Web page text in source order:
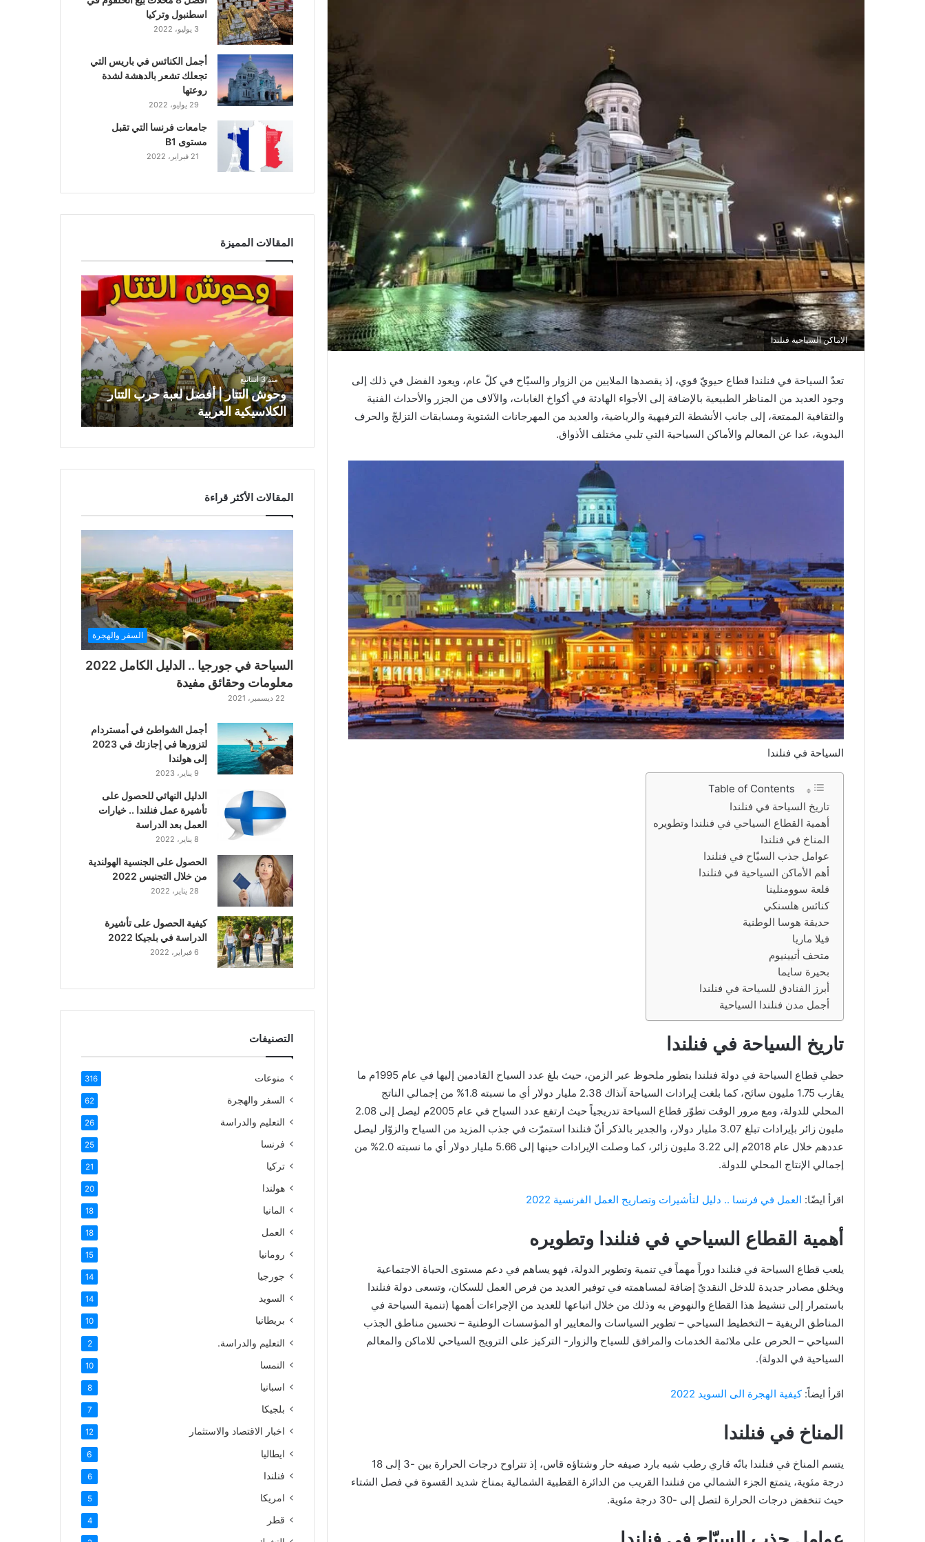
الاماكن السياحية فنلندا
تعدّ السياحة في فنلندا قطاع حيويّ قوي، إذ يقصدها الملايين من الزوار والسيّاح في كلّ عام، ويعود الفضل في ذلك إلى
وجود العديد من المناظر الطبيعية بالإضافة إلى الأجواء الهادئة في أكواخ الغابات، والآلاف من الجزر والأحداث الفنية
والثقافية الممتعة، إلى جانب الأنشطة الترفيهية والرياضية، والعديد من المهرجانات الشتوية ومسابقات التزلجّ والحرف
اليدوية، عدا عن المعالم والأماكن السياحية التي تلبي مختلف الأذواق.
السياحة في فنلندا
Table of Contents
تاريخ السياحة في فنلندا
أهمية القطاع السياحي في فنلندا وتطويره
المناخ في فنلندا
عوامل جذب السيّاح في فنلندا
أهم الأماكن السياحية في فنلندا
قلعة سوومنلينا
كنائس هلسنكي
حديقة هوسا الوطنية
فيلا ماريا
متحف أتيينيوم
بحيرة سايما
أبرز الفنادق للسياحة في فنلندا
أجمل مدن فنلندا السياحية
تاريخ السياحة في فنلندا
حظي قطاع السياحة في دولة فنلندا بتطور ملحوظ عبر الزمن، حيث بلغ عدد السياح القادمين إليها في عام 1995م ما
يقارب 1.75 مليون سائح، كما بلغت إيرادات السياحة آنذاك 2.38 مليار دولار أي ما نسبته 1.8% من إجمالي الناتج
المحلي للدولة، ومع مرور الوقت تطوّر قطاع السياحة تدريجياً حيث ارتفع عدد السياح في عام 2005م ليصل إلى 2.08
مليون زائر بإيرادات تبلغ 3.07 مليار دولار، والجدير بالذكر أنّ فنلندا استمرّت في جذب المزيد من السياح والزوّار ليصل
عددهم خلال عام 2018م إلى 3.22 مليون زائر، كما وصلت الإيرادات حينها إلى 5.66 مليار دولار أي ما نسبته 2.0% من
إجمالي الإنتاج المحلي للدولة.
اقرأ ايضًا: العمل في فرنسا .. دليل لتأشيرات وتصاريح العمل الفرنسية 2022
أهمية القطاع السياحي في فنلندا وتطويره
يلعب قطاع السياحة في فنلندا دوراً مهماً في تنمية وتطوير الدولة، فهو يساهم في دعم مستوى الحياة الاجتماعية
ويخلق مصادر جديدة للدخل النقديّ إضافة لمساهمته في توفير العديد من فرص العمل للسكان، وتسعى دولة فنلندا
باستمرار إلى تنشيط هذا القطاع والنهوض به وذلك من خلال اتباعها للعديد من الإجراءات أهمها (تنمية السياحة في
المناطق الريفية – التخطيط السياحي – تطوير السياسات والمعايير او المؤسسات الوطنية – تحسين مناطق الجذب
السياحي – الحرص على ملائمة الخدمات والمرافق للسياح والزوار- التركيز على الترويج السياحي للاماكن والمعالم
السياحية في الدولة).
اقرأ ايضاً:كيفية الهجرة الى السويد 2022
المناخ في فنلندا
يتسم المناخ في فنلندا بانّه قاري رطب شبه بارد صيفه حار وشتاؤه قاس، إذ تتراوح درجات الحرارة بين -3 إلى 18
درجة مئوية، يتمتع الجزء الشمالي من فنلندا القريب من الدائرة القطبية الشمالية بمناخ شديد القسوة في فصل الشتاء
حيث تنخفض درجات الحرارة لتصل إلى -30 درجة مئوية.
اسطنبول وتركيا
3 يوليو، 2022
أجمل الكنائس في باريس التي
تجعلك تشعر بالدهشة لشدة
روعتها
29 يوليو، 2022
جامعات فرنسا التي تقبل
مستوى B1
21 فبراير، 2022
المقالات المميزة
وحوش
أفضل
لعبة
حرب
التتار
الكلاسيكية
العربية
منذ 3 أسابيع
وحوش التتار | أفضل لعبة حرب التتار
الكلاسيكية العربية
المقالات الأكثر قراءة
السفر والهجرة
السياحة في جورجيا .. الدليل الكامل 2022
معلومات وحقائق مفيدة
22 ديسمبر، 2021
أجمل الشواطئ في أمستردام
لتزورها في إجازتك في 2023
إلى هولندا
9 يناير، 2023
الدليل النهائي للحصول على
تأشيرة عمل فنلندا .. خيارات
العمل بعد الدراسة
8 يناير، 2022
الحصول على الجنسية الهولندية
من خلال التجنيس 2022
28 يناير، 2022
كيفية الحصول على تأشيرة
الدراسة في بلجيكا 2022
6 فبراير، 2022
التصنيفات
منوعات 316
السفر والهجرة 62
التعليم والدراسة 26
فرنسا 25
تركيا 21
هولندا 20
المانيا 18
العمل 18
رومانيا 15
جورجيا 14
السويد 14
بريطانيا 10
التعليم والدراسة. 2
النمسا 10
اسبانيا 8
بلجيكا 7
اخبار الاقتصاد والاستثمار 12
ايطاليا 6
فنلندا 6
امريكا 5
قطر 4